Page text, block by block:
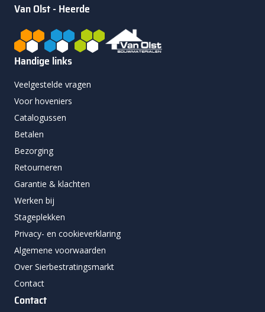
Van Olst - Heerde
Handige links
Veelgestelde vragen
Voor hoveniers
Catalogussen
Betalen
Bezorging
Retourneren
Garantie & klachten
Werken bij
Stageplekken
Privacy- en cookieverklaring
Algemene voorwaarden
Over Sierbestratingsmarkt
Contact
Contact